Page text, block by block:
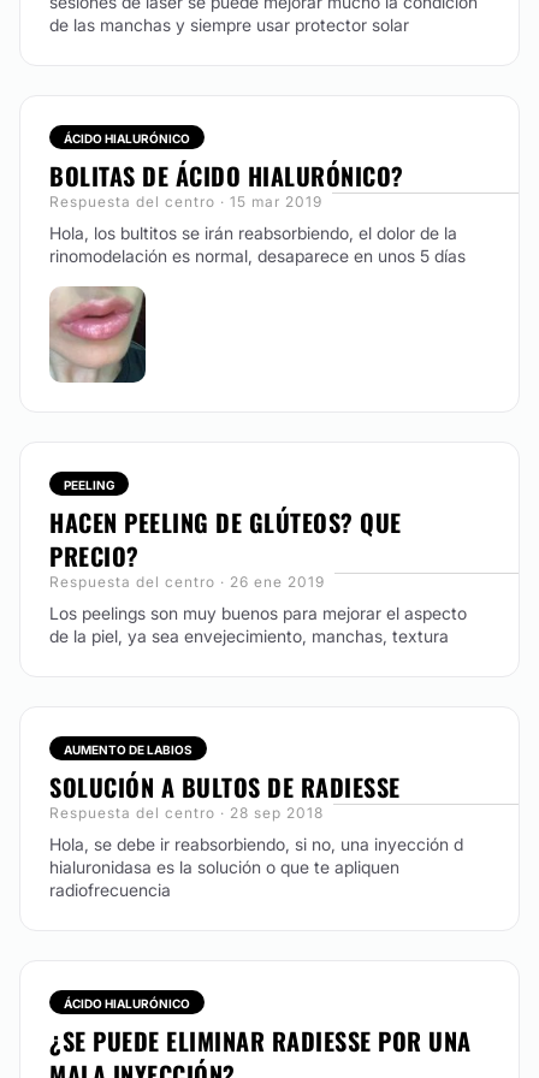
Nuestro exclusivo tratamiento Karná reductivo,
CONTACTAR
MICRODERMOABRASIÓN
Microdermoabrasión punta diamante, que sin dolor
elimina las células muertas ayudando a que tus
productos cosméticos tengan mejor resultado,
desvanece arrugas superficiales y cicatrices de acné.
MEDICINA ESTÉTICA
Crioterapia (nitrógeno líquido) para eliminar verrugas,
queratosis, mezquinos sin dolor, se eliminan por
congelamiento sin necesidad de anestesia, en 7 días
se caen.
TRATAMIENTOS ANTICELULÍTICOS
nuestro tratamiento Karná, que además ayuda a
eliminar células grasas y reafirmar la piel, un
tratamiento integral, combinado con mesoterapia
RADIOFRECUENCIA
de las manchas y siempre usar protector solar
ÁCIDO HIALURÓNICO
BOLITAS DE ÁCIDO HIALURÓNICO?
Respuesta del centro · 15 mar 2019
Hola, los bultitos se irán reabsorbiendo, el dolor de la
rinomodelación es normal, desaparece en unos 5 días
PEELING
HACEN PEELING DE GLÚTEOS? QUE
PRECIO?
Respuesta del centro · 26 ene 2019
Los peelings son muy buenos para mejorar el aspecto
de la piel, ya sea envejecimiento, manchas, textura
AUMENTO DE LABIOS
SOLUCIÓN A BULTOS DE RADIESSE
Respuesta del centro · 28 sep 2018
Hola, se debe ir reabsorbiendo, si no, una inyección d
hialuronidasa es la solución o que te apliquen
radiofrecuencia
ÁCIDO HIALURÓNICO
¿SE PUEDE ELIMINAR RADIESSE POR UNA